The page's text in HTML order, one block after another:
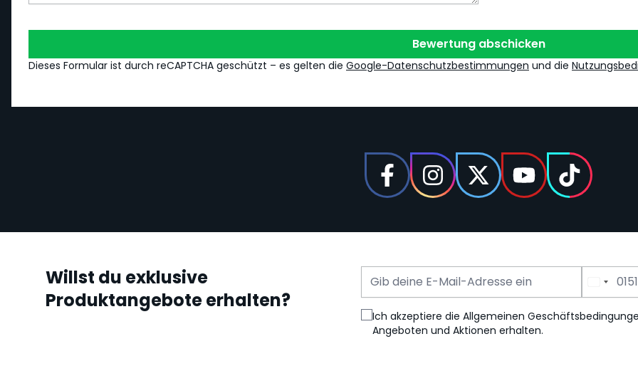
Bewertung abschicken
Dieses Formular ist durch reCAPTCHA geschützt – es gelten die Google-Datenschutzbestimmungen und die
Willst du exklusive
Produktangebote erhalten?
E-Mail Adresse
Telefonnummer
Ich akzeptiere die Allgemeinen
Angeboten und Aktionen erhalten.